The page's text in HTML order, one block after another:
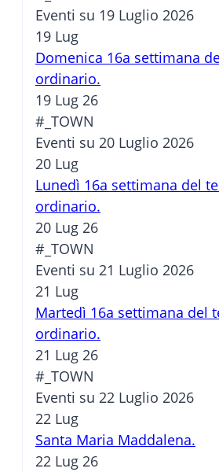
Eventi su 19 Luglio 2026
19 Lug
Domenica 16a settimana
ordinario.
19 Lug 26
#_TOWN
Eventi su 20 Luglio 2026
20 Lug
Lunedì 16a settimana del
ordinario.
20 Lug 26
#_TOWN
Eventi su 21 Luglio 2026
21 Lug
Martedì 16a settimana del
ordinario.
21 Lug 26
#_TOWN
Eventi su 22 Luglio 2026
22 Lug
Santa Maria Maddalena.
22 Lug 26